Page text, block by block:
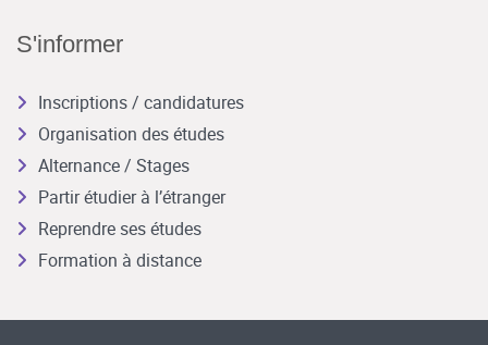
S'informer
Inscriptions / candidatures
Organisation des études
Alternance / Stages
Partir étudier à l’étranger
Reprendre ses études
Formation à distance